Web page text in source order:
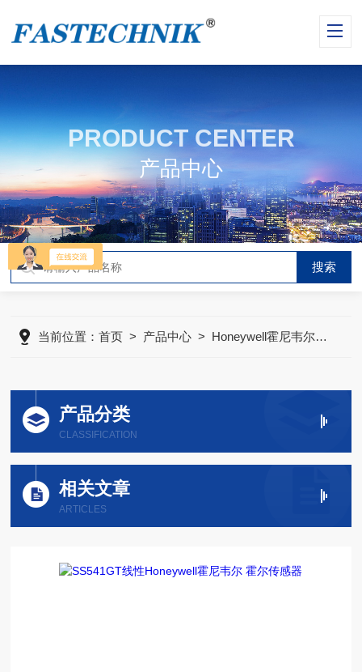
PRODUCT CENTER
产品中心
当前位置：首页 > 产品中心 > Honeywell霍尼韦尔传感器
产品分类
CLASSIFICATION
相关文章
ARTICLES